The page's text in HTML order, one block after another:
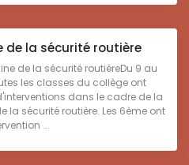
de la sécurité routière
de la sécurité routièreDu 9 au
les classes du collège ont
dans le cadre de la
la sécurité routière. Les 6ème ont
...